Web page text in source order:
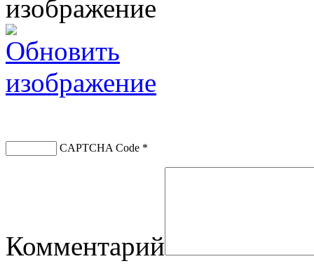
CAPTCHA Code *
Комментарий